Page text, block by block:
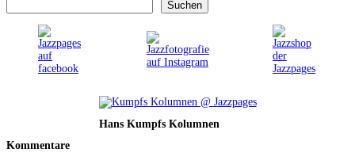
Suchen
Hans Kumpfs Kolumnen
Kommentare